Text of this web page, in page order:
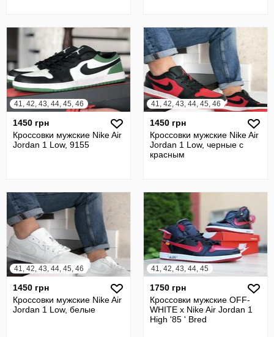
41, 42, 43, 44, 45, 46
1450 грн
Кроссовки мужские Nike Air
Jordan 1 Low, 9155
41, 42, 43, 44, 45, 46
1450 грн
Кроссовки мужские Nike Air
Jordan 1 Low, черные с
красным
41, 42, 43, 44, 45, 46
1450 грн
Кроссовки мужские Nike Air
Jordan 1 Low, белые
41, 42, 43, 44, 45
1750 грн
Кроссовки мужские OFF-
WHITE х Nike Air Jordan 1
High '85 ' Bred